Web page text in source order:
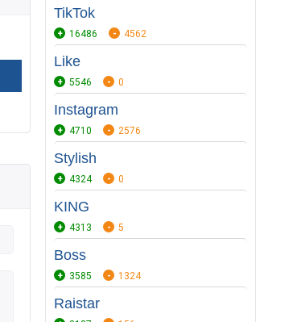
TikTok
16486 4562
Like
5546 0
Instagram
4710 2576
Stylish
4324 0
KING
4313 5
Boss
3585 1324
Raistar